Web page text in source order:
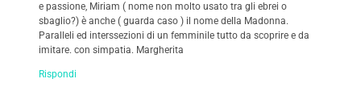
e passione, Miriam ( nome non molto usato tra gli ebrei o
sbaglio?) è anche ( guarda caso ) il nome della Madonna.
Paralleli ed interssezioni di un femminile tutto da scoprire e da
imitare. con simpatia. Margherita
Rispondi